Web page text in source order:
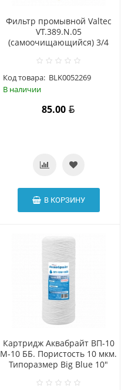
Фильтр промывной Valtec
VT.389.N.05
(самоочищающийся) 3/4
Код товара: BLK0052269
В наличии
85.00
В КОРЗИНУ
Картридж Аквабрайт ВП-10
М-10 ББ. Пористость 10 мкм.
Типоразмер Big Blue 10"